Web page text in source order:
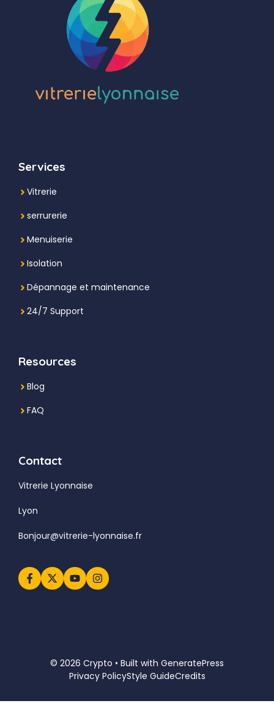
Services
Vitrerie
serrurerie
Menuiserie
Isolation
Dépannage et maintenance
24/7 Support
Resources
Blog
FAQ
Contact
Vitrerie Lyonnaise
Lyon
Bonjour@vitrerie-lyonnaise.fr
© 2026 Crypto • Built with GeneratePress
Privacy PolicyStyle GuideCredits